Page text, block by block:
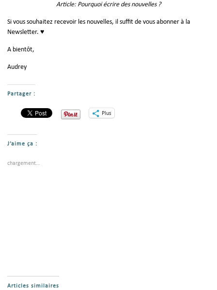
Article: Pourquoi écrire des nouvelles ?
Si vous souhaitez recevoir les nouvelles, il suffit de vous abonner à la
Newsletter. ♥
A bientôt,
Audrey
Partager :
Plus
J’aime ça :
chargement…
Articles similaires